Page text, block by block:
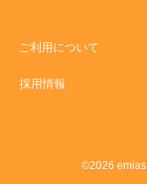
ご利用について
採用情報
©2026 emias